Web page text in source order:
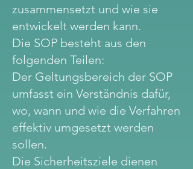
zusammensetzt und wie sie
entwickelt werden kann.
Die SOP besteht aus den
folgenden Teilen:
Der Geltungsbereich der SOP
umfasst ein Verständnis dafür,
wo, wann und wie die Verfahren
effektiv umgesetzt werden
sollen.
Die Sicherheitsziele dienen